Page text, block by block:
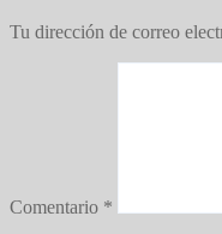
Tu dirección de correo
Comentario *